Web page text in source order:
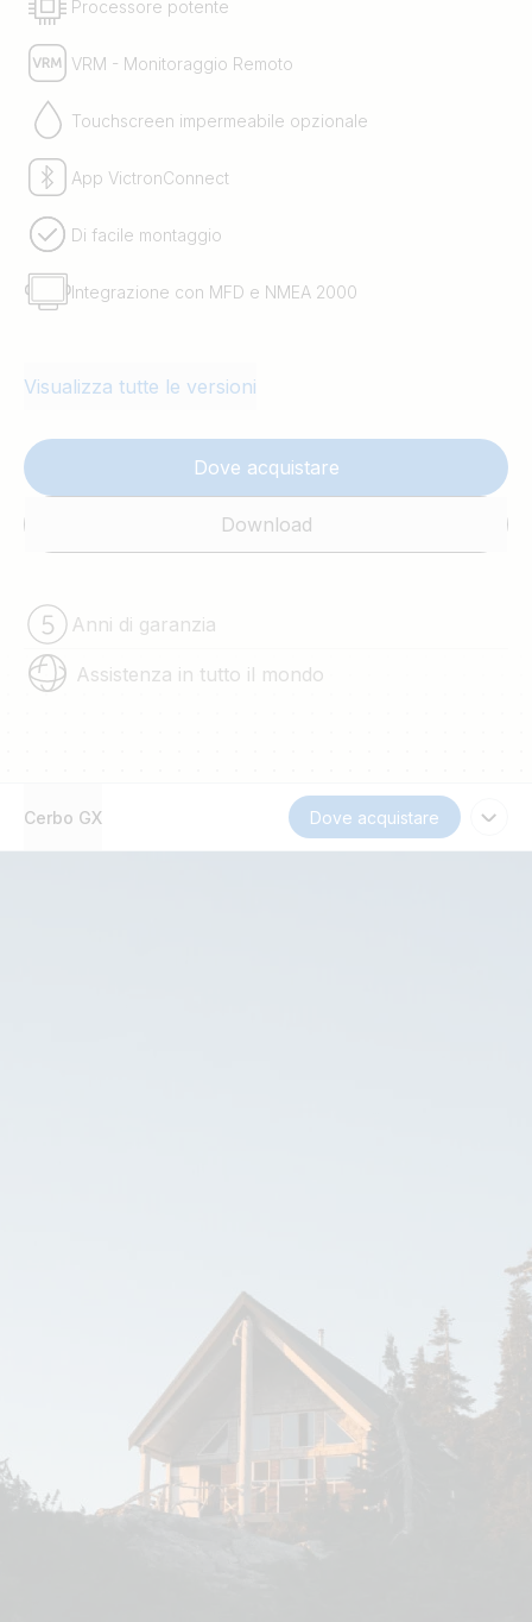
Processore potente
VRM - Monitoraggio Remoto
Touchscreen impermeabile opzionale
App VictronConnect
Di facile montaggio
Integrazione con MFD e NMEA 2000
Visualizza tutte le versioni
Dove acquistare
Download
Anni di garanzia
Assistenza in tutto il mondo
Cerbo GX Dove acquistare